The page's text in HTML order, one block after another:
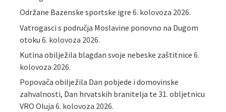
Održane Bazenske sportske igre 6. kolovoza 2026.
Vatrogasci s područja Moslavine ponovno na Dugom
otoku 6. kolovoza 2026.
Kutina obilježila blagdan svoje nebeske zaštitnice 6.
kolovoza 2026.
Popovača obilježila Dan pobjede i domovinske
zahvalnosti, Dan hrvatskih branitelja te 31. obljetnicu
VRO Oluja 6. kolovoza 2026.